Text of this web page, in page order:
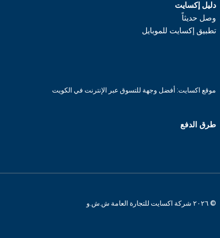
دليل إكسايت
وصل حديثاً
تطبيق إكسايت للموبايل
موقع اكسايت: أفضل وجهة للتسوق عبر الإنترنت في الكويت
طرق الدفع
© ٢٠٢٦ شركة اكسايت للتجارة العامة ش.ش.و